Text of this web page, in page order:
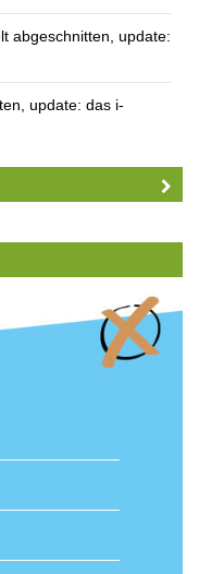
abgeschnitten, update:
update: das i-